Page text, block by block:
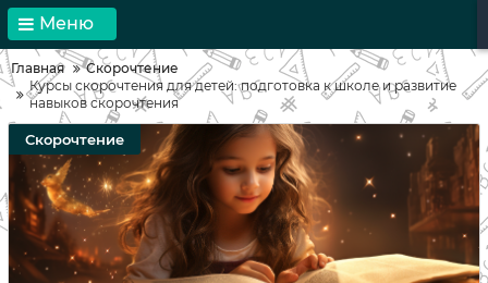
Меню
Главная
Скорочтение
Курсы скорочтения для детей: подготовка к школе и развитие
навыков скорочтения
Скорочтение